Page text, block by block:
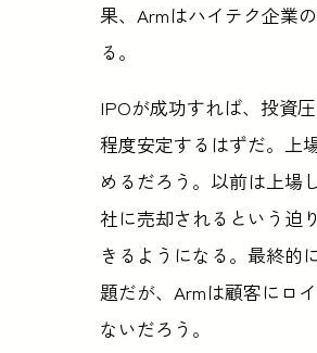
果、Armはハイテク企業
る。
IPOが成功すれば、投資
程度安定するはずだ。上
めるだろう。以前は上場
社に売却されるという迫
きるようになる。最終的
題だが、Armは顧客にロ
ないだろう。